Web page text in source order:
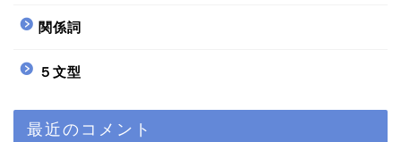
関係詞
５文型
最近のコメント